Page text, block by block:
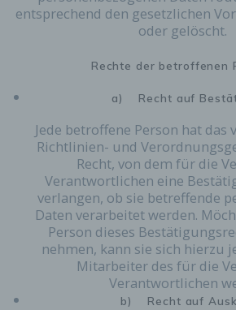
entsprechend den gesetzlichen
oder gelöscht.
Rechte der betroffenen
a) Recht auf
Jede betroffene Person hat das
Richtlinien- und
Recht, von dem für die
Verantwortlichen eine
verlangen, ob sie betreffende
Daten verarbeitet werden.
Person dieses
nehmen, kann sie sich hierzu
Mitarbeiter des für die
Verantwortlichen
b) Recht auf
merkt sich die Artikel, die ein
virtuellen Warenkorb gelegt hat,
Die betroffene Person kann die
mittels einer entsprechenden
der Setzung von Cookies
widersprechen. Ferner können
Cookies jederzeit über einen
andere Softwareprogramme
ist in allen gängigen
Deaktiviert die betroffene Person
Cookies in dem genutzten
unter Umständen nicht alle
Internetseite
Erfassung von
Informationen